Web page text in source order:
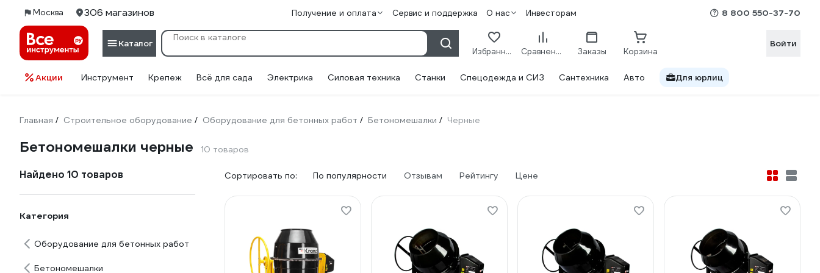
Москва 306 магазинов Получение и оплата Сервис и поддержка О нас Инвесторам 8 800 550-37-70
Каталог
Избранное Сравнение Заказы Корзина
Войти
Акции Инструмент Крепеж Всё для сада Электрика Силовая техника Станки Спецодежда и СИЗ Сантехника Авто Для юрлиц
Главная / Строительное оборудование / Оборудование для бетонных работ / Бетономешалки / Черные
Бетономешалки черные 10 товаров
Найдено 10 товаров
Категория
Оборудование для бетонных работ
Бетономешалки
Сортировать по: По популярности Отзывам Рейтингу Цене